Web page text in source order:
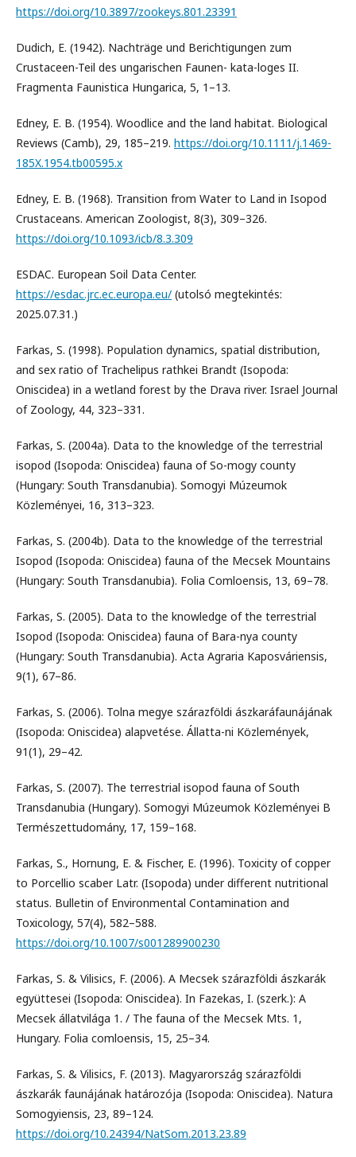
https://doi.org/10.3897/zookeys.801.23391
Dudich, E. (1942). Nachträge und Berichtigungen zum
Crustaceen-Teil des ungarischen Faunen- kata-loges II.
Fragmenta Faunistica Hungarica, 5, 1–13.
Edney, E. B. (1954). Woodlice and the land habitat. Biological
Reviews (Camb), 29, 185–219. https://doi.org/10.1111/j.1469-
185X.1954.tb00595.x
Edney, E. B. (1968). Transition from Water to Land in Isopod
Crustaceans. American Zoologist, 8(3), 309–326.
https://doi.org/10.1093/icb/8.3.309
ESDAC. European Soil Data Center.
https://esdac.jrc.ec.europa.eu/ (utolsó megtekintés:
2025.07.31.)
Farkas, S. (1998). Population dynamics, spatial distribution,
and sex ratio of Trachelipus rathkei Brandt (Isopoda:
Oniscidea) in a wetland forest by the Drava river. Israel Journal
of Zoology, 44, 323–331.
Farkas, S. (2004a). Data to the knowledge of the terrestrial
isopod (Isopoda: Oniscidea) fauna of So-mogy county
(Hungary: South Transdanubia). Somogyi Múzeumok
Közleményei, 16, 313–323.
Farkas, S. (2004b). Data to the knowledge of the terrestrial
Isopod (Isopoda: Oniscidea) fauna of the Mecsek Mountains
(Hungary: South Transdanubia). Folia Comloensis, 13, 69–78.
Farkas, S. (2005). Data to the knowledge of the terrestrial
Isopod (Isopoda: Oniscidea) fauna of Bara-nya county
(Hungary: South Transdanubia). Acta Agraria Kaposváriensis,
9(1), 67–86.
Farkas, S. (2006). Tolna megye szárazföldi ászkaráfaunájának
(Isopoda: Oniscidea) alapvetése. Állatta-ni Közlemények,
91(1), 29–42.
Farkas, S. (2007). The terrestrial isopod fauna of South
Transdanubia (Hungary). Somogyi Múzeumok Közleményei B
Természettudomány, 17, 159–168.
Farkas, S., Hornung, E. & Fischer, E. (1996). Toxicity of copper
to Porcellio scaber Latr. (Isopoda) under different nutritional
status. Bulletin of Environmental Contamination and
Toxicology, 57(4), 582–588.
https://doi.org/10.1007/s001289900230
Farkas, S. & Vilisics, F. (2006). A Mecsek szárazföldi ászkarák
együttesei (Isopoda: Oniscidea). In Fazekas, I. (szerk.): A
Mecsek állatvilága 1. / The fauna of the Mecsek Mts. 1,
Hungary. Folia comloensis, 15, 25–34.
Farkas, S. & Vilisics, F. (2013). Magyarország szárazföldi
ászkarák faunájának határozója (Isopoda: Oniscidea). Natura
Somogyiensis, 23, 89–124.
https://doi.org/10.24394/NatSom.2013.23.89